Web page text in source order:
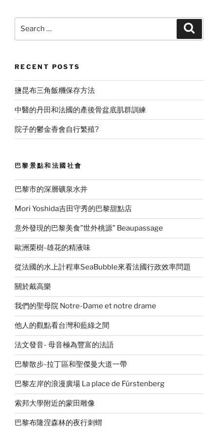
RECENT POSTS
鹽昆布三角飯糰保存方法
中醫的丹田和法國的產後骨盆底肌群訓練
院子的鬱金香會自行繁殖?
巴黎景點和法國社會
巴黎市的深層礦泉水井
Mori Yoshida吉田守秀的巴黎甜點店
意外發現的巴黎美食”世外桃源” Beaupassage
歐洲栗樹-雄花的精液味
從法國的水上計程車SeaBubble來看法國行政效率問題
關於戴高樂
我們的聖母院 Notre-Dame et notre drame
他人的觀點看台灣和藍綠之間
法文發音- 母音極為豐富的法語
巴黎散步-拉丁區和聖傑曼大道一帶
巴黎左岸的浪漫廣場 La place de Fürstenberg
索邦大學附近的蒙田雕像
巴黎布隆涅森林的夜行刺蝟